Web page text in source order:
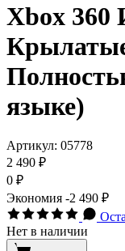
Xbox
языке)
Артикул: 05778
2 490 ₽
0 ₽
Экономия -2 490 ₽
Нет в наличии